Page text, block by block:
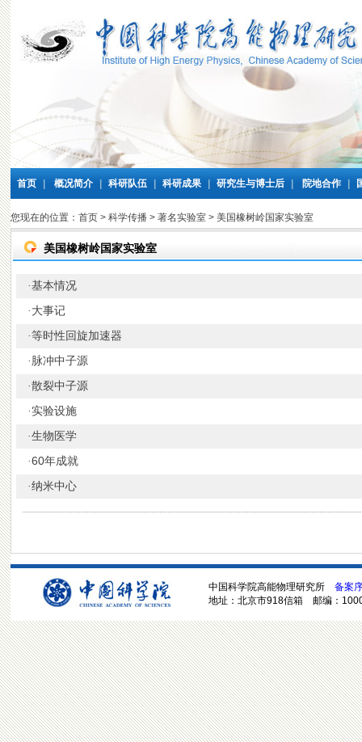
首页 概况简介 科研队伍 科研成果 研究生与博士后 院地合作
您现在的位置： 首页> 科学传播> 著名实验室> 美国橡树岭国家实验室
美国橡树岭国家实验室
·基本情况
· 大事记
·等时性回旋加速器
· 脉冲中子源
·散裂中子源
· 实验设施
·生物医学
·60年成就
·纳米中心
中国科学院高能物理研究所 备案
地址：北京市918信箱 邮编：